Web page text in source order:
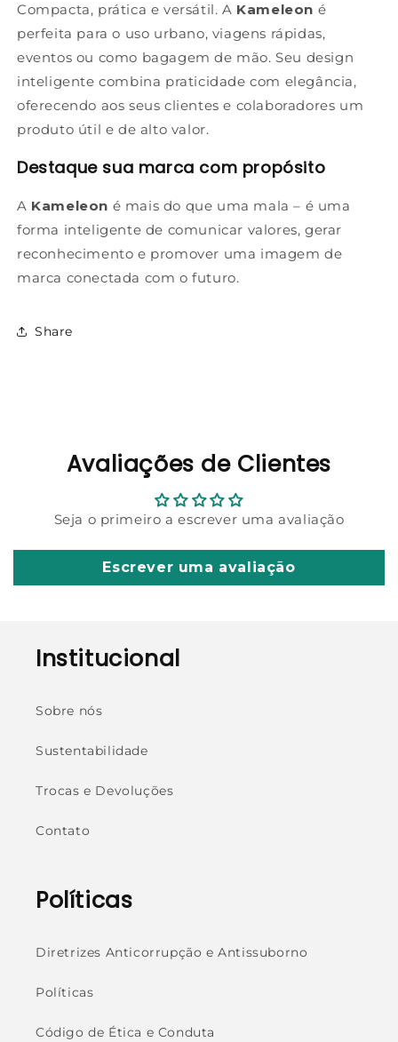
Compacta, prática e versátil. A Kameleon é
perfeita para o uso urbano, viagens rápidas,
eventos ou como bagagem de mão. Seu design
inteligente combina praticidade com elegância,
oferecendo aos seus clientes e colaboradores um
produto útil e de alto valor.
Destaque sua marca com propósito
A Kameleon é mais do que uma mala – é uma
forma inteligente de comunicar valores, gerar
reconhecimento e promover uma imagem de
marca conectada com o futuro.
Share
Avaliações de Clientes
Seja o primeiro a escrever uma avaliação
Escrever uma avaliação
Institucional
Sobre nós
Sustentabilidade
Trocas e Devoluções
Contato
Políticas
Diretrizes Anticorrupção e Antissuborno
Políticas
Código de Ética e Conduta